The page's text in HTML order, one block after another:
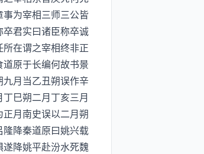
为宰相三师三公皆
君实曰诸臣称卒诚
在谓之宰相终非正
原于长编何故书景
月当乙丑朔误作辛
巳朔二月丁亥三月
月南史误以二月朔
降秦道原曰姚兴载
降姚平赴汾水死魏